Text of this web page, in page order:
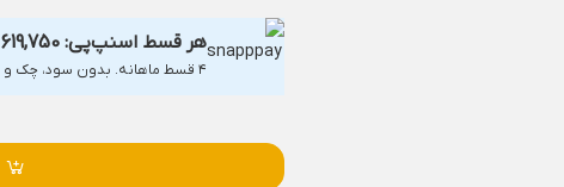
هر قسط اسنپ‌پی: 619,750
۴ قسط ماهانه. بدون سود، چک و ضامن.